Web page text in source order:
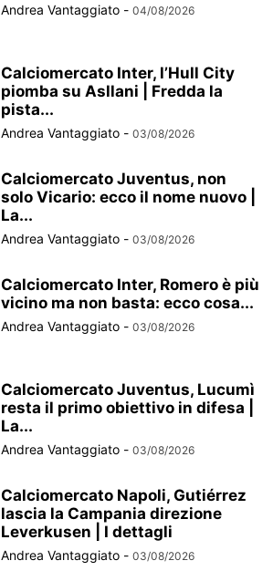
Andrea Vantaggiato - 04/08/2026
Calciomercato Inter, l’Hull City
piomba su Asllani | Fredda la
pista...
Andrea Vantaggiato - 03/08/2026
Calciomercato Juventus, non
solo Vicario: ecco il nome nuovo |
La...
Andrea Vantaggiato - 03/08/2026
Calciomercato Inter, Romero è più
vicino ma non basta: ecco cosa...
Andrea Vantaggiato - 03/08/2026
Calciomercato Juventus, Lucumì
resta il primo obiettivo in difesa |
La...
Andrea Vantaggiato - 03/08/2026
Calciomercato Napoli, Gutiérrez
lascia la Campania direzione
Leverkusen | I dettagli
Andrea Vantaggiato - 03/08/2026